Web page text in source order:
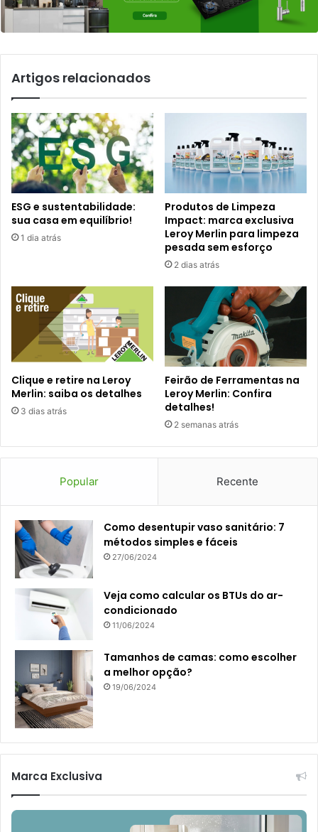
Artigos relacionados
ESG e sustentabilidade:
sua casa em equilíbrio!
1 dia atrás
Produtos de Limpeza
Impact: marca exclusiva
Leroy Merlin para limpeza
pesada sem esforço
2 dias atrás
Clique e retire na Leroy
Merlin: saiba os detalhes
3 dias atrás
Feirão de Ferramentas na
Leroy Merlin: Confira
detalhes!
2 semanas atrás
Popular Recente
Como desentupir vaso sanitário: 7
métodos simples e fáceis
27/06/2024
Veja como calcular os BTUs do ar-
condicionado
11/06/2024
Tamanhos de camas: como escolher
a melhor opção?
19/06/2024
Marca Exclusiva